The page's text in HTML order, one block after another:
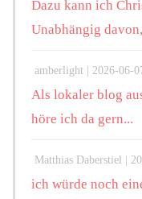
Dazu kann ich
Unabhängig
amberlight | 2026-06-
Als lokaler blog
höre ich da gern...
Matthias Daberstiel |
ich würde noch